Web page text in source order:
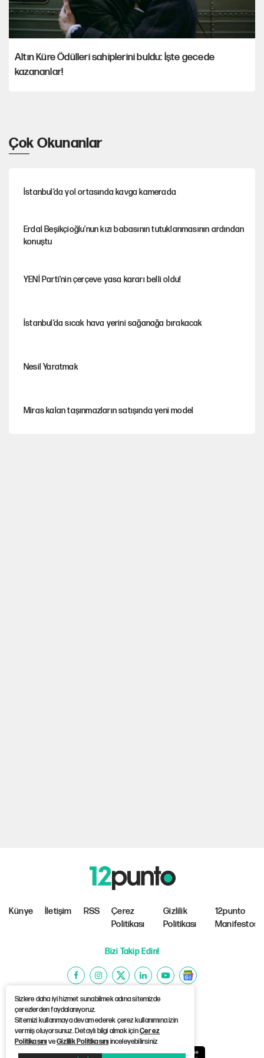
Altın Küre Ödülleri sahiplerini buldu: İşte gecede
kazananlar!
Çok Okunanlar
İstanbul’da yol ortasında kavga kamerada
Erdal Beşikçioğlu'nun kızı babasının tutuklanmasının ardından
konuştu
YENİ Parti'nin çerçeve yasa kararı belli oldu!
İstanbul’da sıcak hava yerini sağanağa bırakacak
Nesil Yaratmak
Miras kalan taşınmazların satışında yeni model
Sizlere daha iyi hizmet sunabilmek adına sitemizde
çerezlerden faydalanıyoruz.
Sitemizi kullanmaya devam ederek çerez kullanımına izin
vermiş oluyorsunuz. Detaylı bilgi almak içinÇerez
PolitikasınıveGizlilik Politikasınıinceleyebilirsiniz
Künye İletişim RSS
Çerez
Politikası
Gizlilik
Politikası
12punto
Manifestosu
Bizi Takip Edin!
©Copyright 2026 12punto